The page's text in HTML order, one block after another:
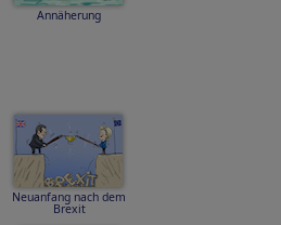
Annäherung
Neuanfang nach dem
Brexit